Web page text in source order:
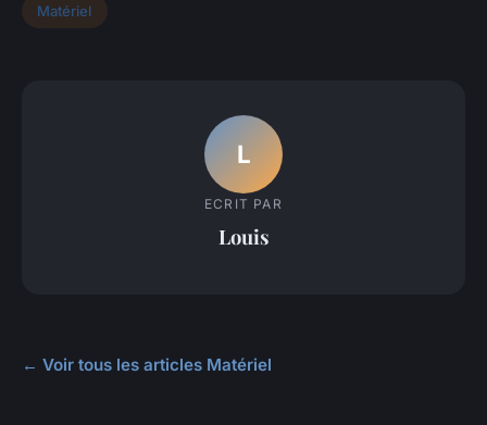
Matériel
L
ECRIT PAR
Louis
← Voir tous les articles Matériel